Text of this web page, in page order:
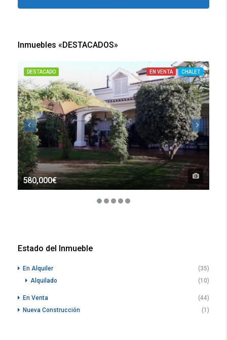
Inmuebles «DESTACADOS»
DESTACADO EN VENTA CHALET
580,000€
Estado del Inmueble
En Alquiler
Alquilado
(10)
(35)
En Venta
(44)
Nueva Construcción
(1)